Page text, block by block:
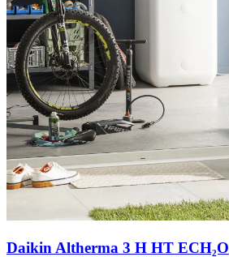
Daikin Altherma 3 H HT ECH₂O